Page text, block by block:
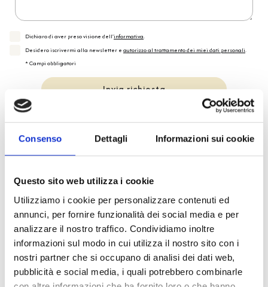
Consenso Dettagli Informazioni sui cookie
Questo sito web utilizza i cookie
Utilizziamo i cookie per personalizzare contenuti ed
annunci, per fornire funzionalità dei social media e per
analizzare il nostro traffico. Condividiamo inoltre
informazioni sul modo in cui utilizza il nostro sito con i
nostri partner che si occupano di analisi dei dati web,
pubblicità e social media, i quali potrebbero combinarle
Dichiaro di aver preso visione dell'informativa.
Desidero iscrivermi alla newsletter e autorizzo al trattamento dei miei dati personali.
* Campi obbligatori
Invia richiesta
Spedizione Gratuita
Specifiche Tecniche